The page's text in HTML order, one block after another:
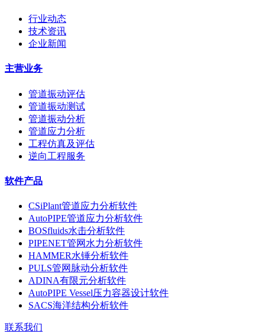
行业动态
技术资讯
企业新闻
主营业务
管道振动评估
管道振动测试
管道振动分析
管道应力分析
工程仿真及评估
逆向工程服务
软件产品
CSiPlant管道应力分析软件
AutoPIPE管道应力分析软件
BOSfluids水击分析软件
PIPENET管网水力分析软件
HAMMER水锤分析软件
PULS管网脉动分析软件
ADINA有限元分析软件
AutoPIPE Vessel压力容器设计软件
SACS海洋结构分析软件
联系我们